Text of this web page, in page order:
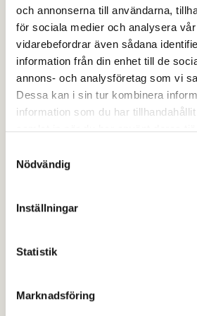
och annonserna till användarna,
för sociala medier och analysera
vidarebefordrar även sådana
information från din enhet till de
annons- och analysföretag som vi
Dessa kan i sin tur kombinera
information som du har
samlat in när du har använt deras
Nödvändig
Inställningar
Statistik
Marknadsföring